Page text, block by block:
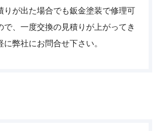
りが出た場合でも鈑金塗装で修理可
で、一度交換の見積りが上がってき
弊社にお問合せ下さい。